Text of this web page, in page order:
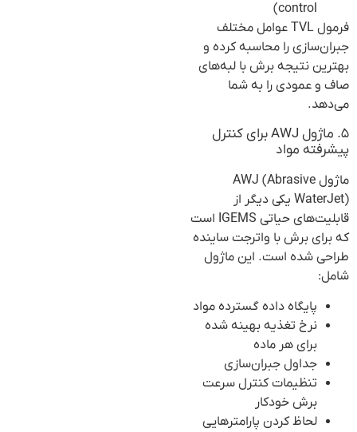
control)
فرمول TVL عوامل مختلف
جبران‌سازی را محاسبه کرده و
بهترین نتیجه برش با لبه‌های
صاف و عمودی را به شما
می‌دهد.
۵. ماژول AWJ برای کنترل
پیشرفته مواد
ماژول AWJ (Abrasive
WaterJet) یکی دیگر از
قابلیت‌های حیاتی IGEMS است
که برای برش با واترجت ساینده
طراحی شده است. این ماژول
شامل:
پایگاه داده گسترده مواد
نرخ تغذیه بهینه شده
برای هر ماده
جداول جبران‌سازی
تنظیمات کنترل سرعت
برش خودکار
لحاظ کردن پارامترهایی